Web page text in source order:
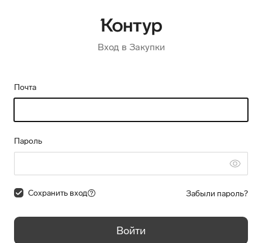
Вход в Закупки
Почта
Пароль
Сохранить вход Забыли пароль?
Войти